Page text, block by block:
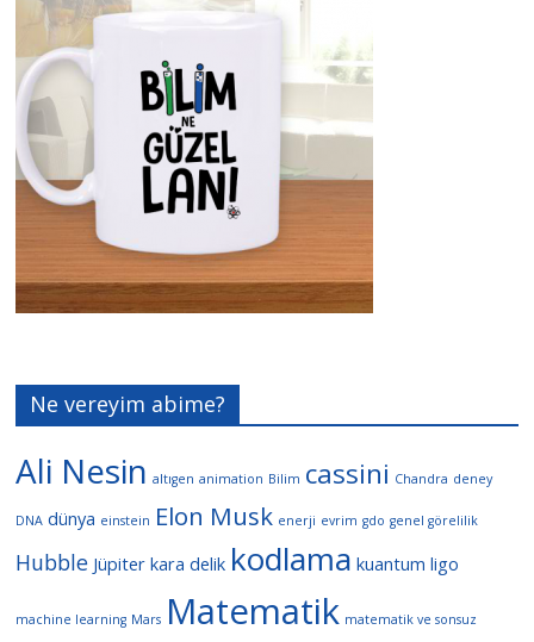
Ne vereyim abime?
Ali Nesin altıgen animation Bilim cassini Chandra deney
DNA dünya einstein Elon Musk enerji evrim gdo genel görelilik
Hubble Jüpiter kara delik kodlama kuantum ligo
machine learning Mars Matematik matematik ve sonsuz